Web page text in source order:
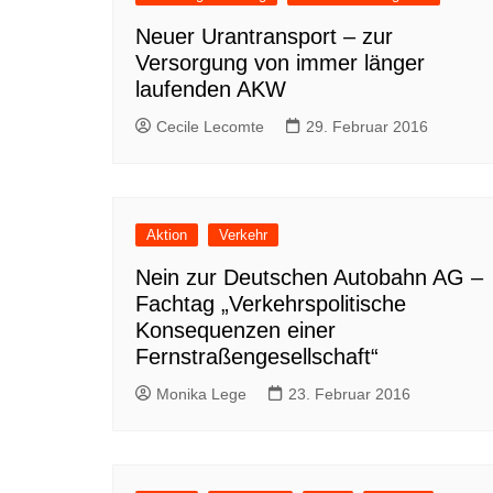
Neuer Urantransport – zur
Versorgung von immer länger
laufenden AKW
Cecile Lecomte 29. Februar 2016
Aktion Verkehr
Nein zur Deutschen Autobahn AG –
Fachtag „Verkehrspolitische
Konsequenzen einer
Fernstraßengesellschaft“
Monika Lege 23. Februar 2016